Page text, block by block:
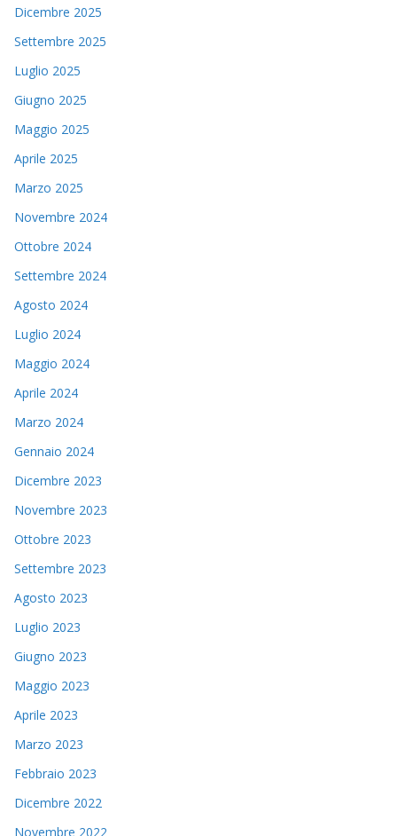
Dicembre 2025
Settembre 2025
Luglio 2025
Giugno 2025
Maggio 2025
Aprile 2025
Marzo 2025
Novembre 2024
Ottobre 2024
Settembre 2024
Agosto 2024
Luglio 2024
Maggio 2024
Aprile 2024
Marzo 2024
Gennaio 2024
Dicembre 2023
Novembre 2023
Ottobre 2023
Settembre 2023
Agosto 2023
Luglio 2023
Giugno 2023
Maggio 2023
Aprile 2023
Marzo 2023
Febbraio 2023
Dicembre 2022
Novembre 2022